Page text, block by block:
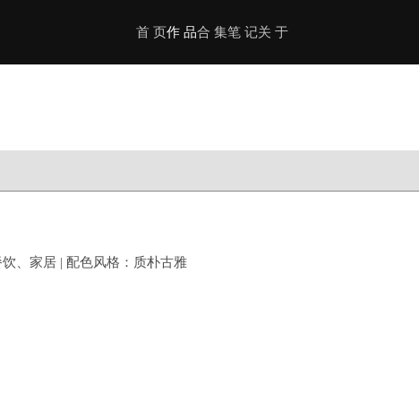
首 页作 品合 集笔 记关 于
、家居 | 配色风格：质朴古雅